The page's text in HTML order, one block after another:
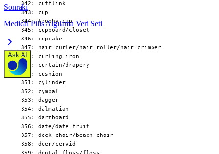
Sonraki
Medical Pills Algılama Veri Seti
Ask AI